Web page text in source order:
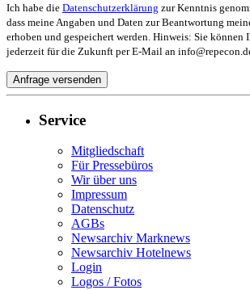
Ich habe die Datenschutzerklärung zur Kenntnis
dass meine Angaben und Daten zur Beantwortung
erhoben und gespeichert werden. Hinweis: Sie
jederzeit für die Zukunft per E-Mail an
Service
Mitgliedschaft
Für Pressebüros
Wir über uns
Impressum
Datenschutz
AGBs
Newsarchiv Marknews
Newsarchiv Hotelnews
Login
Logos / Fotos